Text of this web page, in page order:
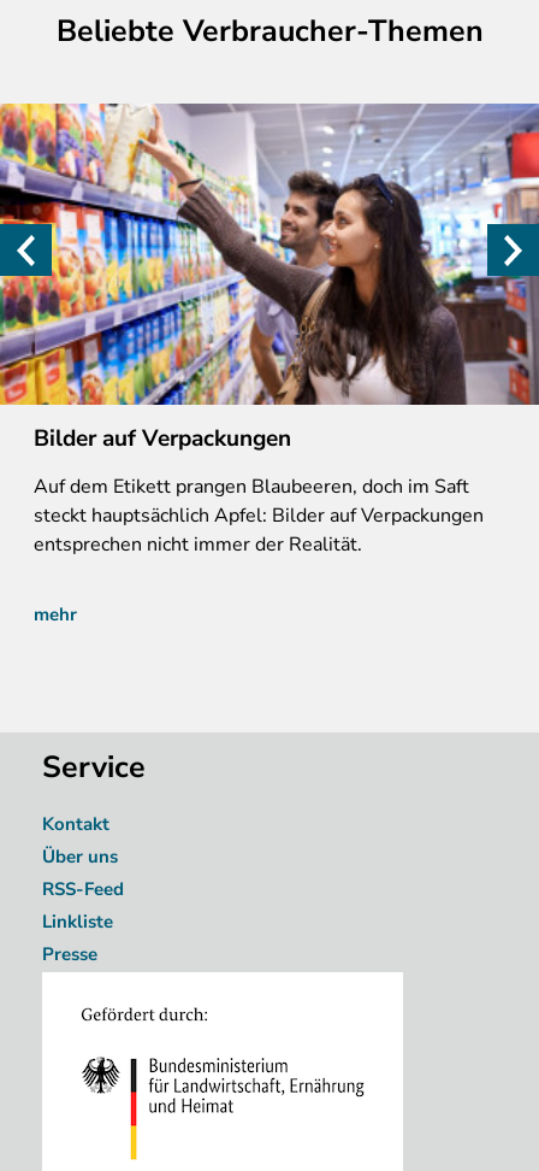
Beliebte Verbraucher-Themen
Bilder auf Verpackungen
Auf dem Etikett prangen Blaubeeren, doch im Saft
steckt hauptsächlich Apfel: Bilder auf Verpackungen
entsprechen nicht immer der Realität.
mehr
Service
Kontakt
Über uns
RSS-Feed
Linkliste
Presse